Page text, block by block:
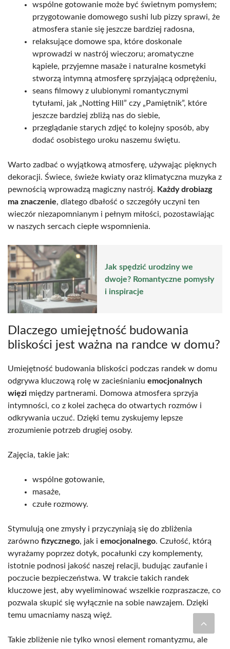
wspólne gotowanie może być świetnym pomysłem;
przygotowanie domowego sushi lub pizzy sprawi, że
atmosfera stanie się jeszcze bardziej radosna,
relaksujące domowe spa, które doskonale
wprowadzi w nastrój wieczoru; aromatyczne
kąpiele, przyjemne masaże i naturalne kosmetyki
stworzą intymną atmosferę sprzyjającą odprężeniu,
seans filmowy z ulubionymi romantycznymi
tytułami, jak „Notting Hill” czy „Pamiętnik”, które
jeszcze bardziej zbliżą nas do siebie,
przeglądanie starych zdjęć to kolejny sposób, aby
dodać osobistego uroku naszemu świętu.
Warto zadbać o wyjątkową atmosferę, używając pięknych
dekoracji. Świece, świeże kwiaty oraz klimatyczna muzyka z
pewnością wprowadzą magiczny nastrój. Każdy drobiazg
ma znaczenie, dlatego dbałość o szczegóły uczyni ten
wieczór niezapomnianym i pełnym miłości, pozostawiając
w naszych sercach ciepłe wspomnienia.
Jak spędzić urodziny we
dwoje? Romantyczne pomysły
i inspiracje
Dlaczego umiejętność budowania
bliskości jest ważna na randce w domu?
Umiejętność budowania bliskości podczas randek w domu
odgrywa kluczową rolę w zacieśnianiu emocjonalnych
więzi między partnerami. Domowa atmosfera sprzyja
intymności, co z kolei zachęca do otwartych rozmów i
odkrywania uczuć. Dzięki temu zyskujemy lepsze
zrozumienie potrzeb drugiej osoby.
Zajęcia, takie jak:
wspólne gotowanie,
masaże,
czułe rozmowy.
Stymulują one zmysły i przyczyniają się do zbliżenia
zarówno fizycznego, jak i emocjonalnego. Czułość, którą
wyrażamy poprzez dotyk, pocałunki czy komplementy,
istotnie podnosi jakość naszej relacji, budując zaufanie i
poczucie bezpieczeństwa. W trakcie takich randek
kluczowe jest, aby wyeliminować wszelkie rozpraszacze, co
pozwala skupić się wyłącznie na sobie nawzajem. Dzięki
temu umacniamy naszą więź.
Takie zbliżenie nie tylko wnosi element romantyzmu, ale